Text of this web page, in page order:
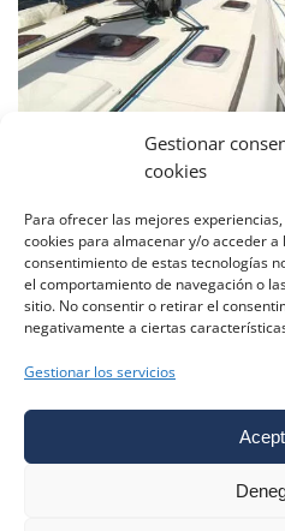
Gestionar
cookies
Para ofrecer las mejores
cookies para almacenar y/o acceder
consentimiento de estas tecnologías
el comportamiento de navegación o
sitio. No consentir o retirar el
negativamente a ciertas
Gestionar los servicios
Semana Santa 2024
Travesias 14/03/2024
Para esta Semana Santa
travesía a Cabo de Gata.El
base en Benalmádena el
Puerto de Almerimar para
mañana del viernes 29